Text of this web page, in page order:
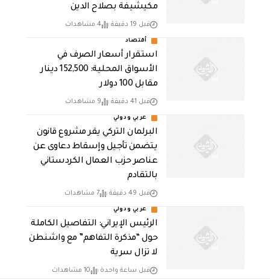
مكيشيفة بصلاح الدين
قبل 19 دقيقة 4 مشاهدات
أقتصاد
استقرار أسعار الصرف في
الأسواق المحلية: 152,500 دينار
مقابل 100 دولار
قبل 41 دقيقة 9 مشاهدات
عربي ودولي
البرلمان التركي يقر مشروع قانون
يتضمن تأجيل وإسقاط دعاوى عن
عناصر حزب العمال الكردستاني
بالتقادم
قبل 49 دقيقة 7 مشاهدات
عربي ودولي
الرئيس الإيراني: التفاصيل الكاملة
حول “مذكرة التفاهم” مع واشنطن
لا تزال سرية
قبل ساعة واحدة 10 مشاهدات